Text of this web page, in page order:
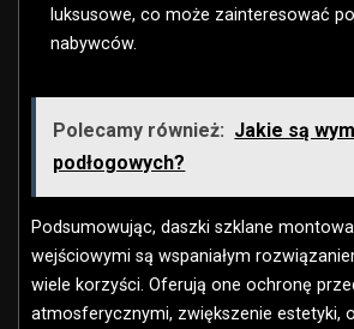
luksusowe, co może zainteresować
nabywców.
Polecamy również: Jakie są
podłogowych?
Podsumowując, daszki szklane
wejściowymi są wspaniałym
wiele korzyści. Oferują one ochronę
atmosferycznymi, zwiększenie estetyki,